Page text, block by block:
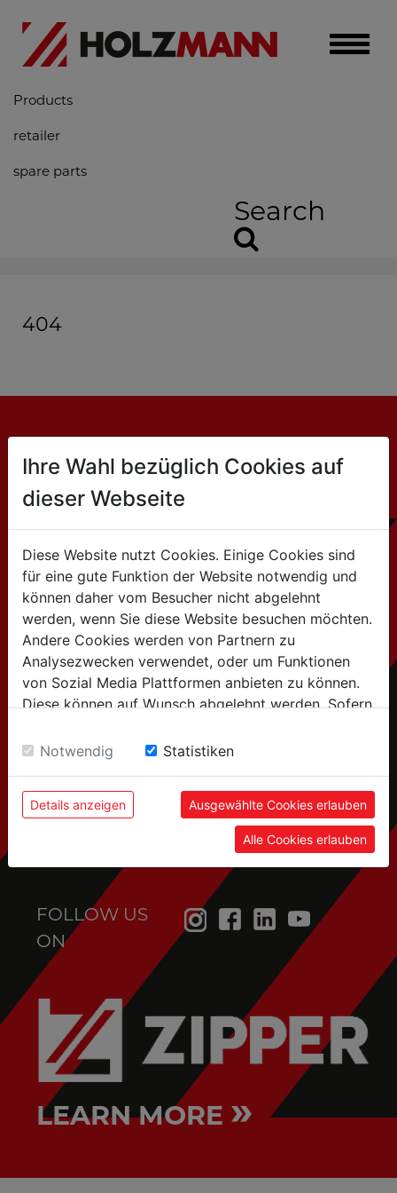
Toggle
Products
retailer
spare parts
Search
404
CONTACT
HOLZMANN MASCHINEN GmbH
Marktplatz 4 / 4170 Haslach / Austria
+43 7289 / 71562-0
for general information
(Info about products, company,...):
info@holzmann-maschinen.at
for after-sales service
service@holzmann-maschinen.at
FOLLOW US
ON
LEARN MORE »
Ihre Wahl bezüglich Cookies auf
dieser Webseite
Diese Website nutzt Cookies. Einige Cookies sind
für eine gute Funktion der Website notwendig und
können daher vom Besucher nicht abgelehnt
werden, wenn Sie diese Website besuchen möchten.
Andere Cookies werden von Partnern zu
Analysezwecken verwendet, oder um Funktionen
von Sozial Media Plattformen anbieten zu können.
Diese können auf Wunsch abgelehnt werden. Sofern
Einwilligung zu unseren Cookies.
Notwendig Statistiken
Details anzeigen Ausgewählte Cookies erlauben
Alle Cookies erlauben